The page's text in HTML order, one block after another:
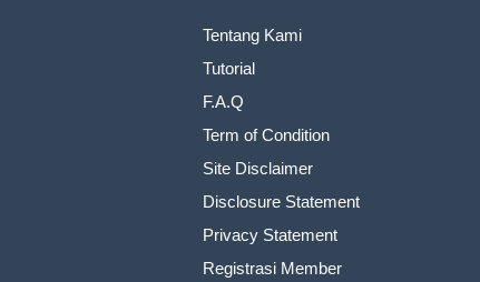
Tentang Kami
Tutorial
F.A.Q
Term of Condition
Site Disclaimer
Disclosure Statement
Privacy Statement
Registrasi Member